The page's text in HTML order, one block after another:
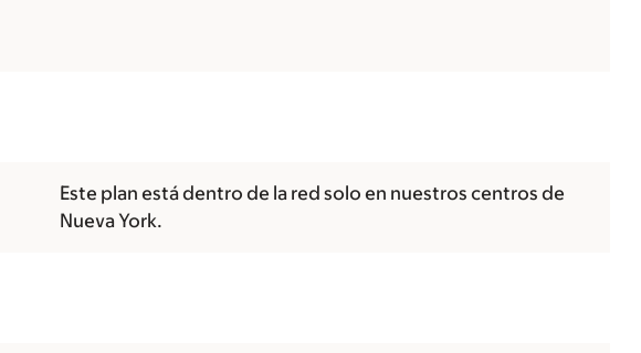
Este plan está dentro de la red solo en nuestros centros de
Nueva York.